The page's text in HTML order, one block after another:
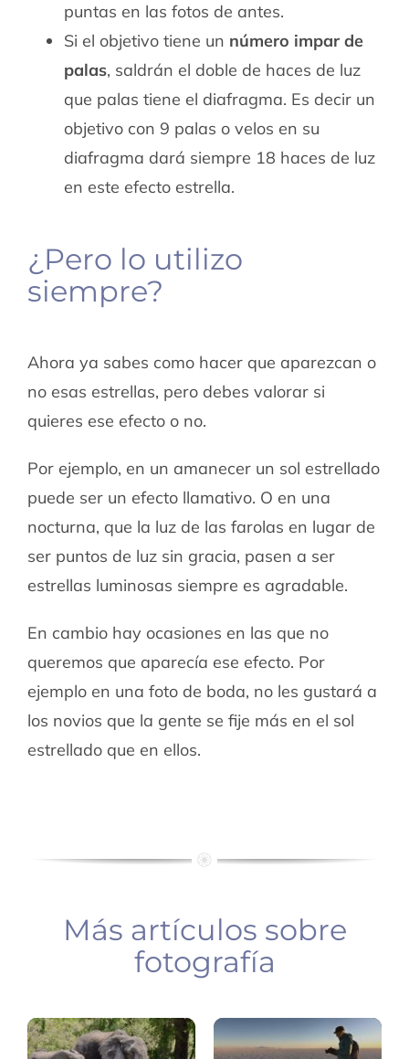
puntas en las fotos de antes.
Si el objetivo tiene un número impar de
palas, saldrán el doble de haces de luz
que palas tiene el diafragma. Es decir un
objetivo con 9 palas o velos en su
diafragma dará siempre 18 haces de luz
en este efecto estrella.
¿Pero lo utilizo
siempre?
Ahora ya sabes como hacer que aparezcan o
no esas estrellas, pero debes valorar si
quieres ese efecto o no.
Por ejemplo, en un amanecer un sol estrellado
puede ser un efecto llamativo. O en una
nocturna, que la luz de las farolas en lugar de
ser puntos de luz sin gracia, pasen a ser
estrellas luminosas siempre es agradable.
En cambio hay ocasiones en las que no
queremos que aparecía ese efecto. Por
ejemplo en una foto de boda, no les gustará a
los novios que la gente se fije más en el sol
estrellado que en ellos.
Más artículos sobre
fotografía
fotográfico
Equipo
fotográfico